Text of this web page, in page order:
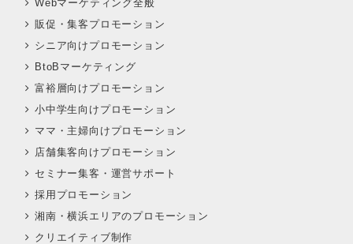
Webマーケティング全般
販促・集客プロモーション
シニア向けプロモーション
BtoBマーケティング
富裕層向けプロモーション
小中学生向けプロモーション
ママ・主婦向けプロモーション
店舗集客向けプロモーション
セミナー集客・運営サポート
採用プロモーション
湘南・横浜エリアのプロモーション
クリエイティブ制作